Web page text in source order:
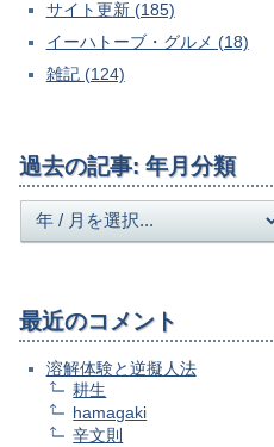
サイト更新 (185)
イーハトーブ・グルメ (18)
雑記 (124)
過去の記事: 年月分類
最近のコメント
溶解体験と逆擬人法
耕生
hamagaki
辛文則